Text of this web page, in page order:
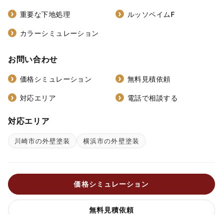
重要な下地処理 ルッソペイムF
カラーシミュレーション
お問い合わせ
価格シミュレーション 無料見積依頼
対応エリア 電話で相談する
対応エリア
川崎市の外壁塗装 横浜市の外壁塗装
価格シミュレーション
無料見積依頼